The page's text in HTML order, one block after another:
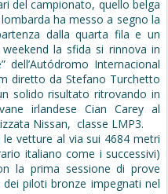
del campionato, quello belga
ha messo a segno la
dalla quarta fila e un
la sfida si rinnova in
dell’Autódromo Internacional
diretto da Stefano Turchetto
solido risultato ritrovando in
irlandese Cian Carey al
Nissan, classe LMP3.
vetture al via sui 4684 metri
italiano come i successivi)
la prima sessione di prove
piloti bronze impegnati nel